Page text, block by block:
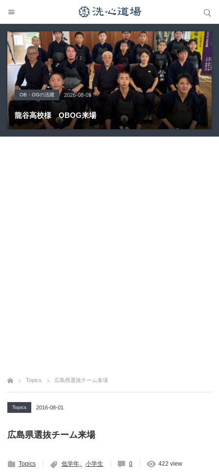
OB・OGの活躍 2026-08-05
龍谷高校様 OBOG来場
Topics 2026-08-05
広島県青春英龍館道場来場
大会の結果 2026-07-31
愛知県の星城高校へ出稽古
大会の結果 2026-07-25
第80回愛知県中学校総合体育大会・地区予選
大会の結果 2026-07-22
第136回愛知県剣道道場連盟研修会トーナメント戦
Topics 広島県選抜チーム来場
Topics 2016-08-01
広島県選抜チーム来場
Topics 低学年 小学生 0 422 view
サイト内検索